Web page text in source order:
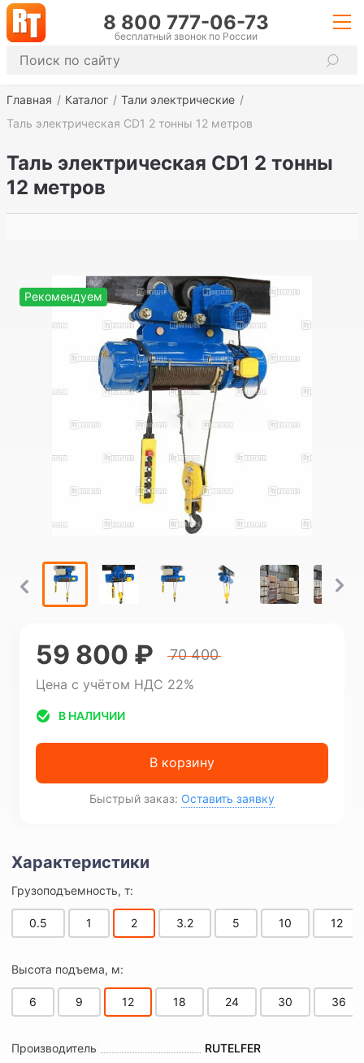
8 800 777-06-73
бесплатный звонок по России
Главная Каталог
Тали электрические
Таль электрическая CD1 2 тонны 12 метров
Таль электрическая CD1 2 тонны
12 метров
Рекомендуем
Грузоподъемность, т:
0.5 1 2 3.2 5 10 12
Высота подъема, м:
6 9 12 18 24 30 36
Производитель RUTELFER
59 800 ₽ 70 400
Цена с учётом НДС 22%
В НАЛИЧИИ
В корзину
Быстрый заказ: Оставить заявку